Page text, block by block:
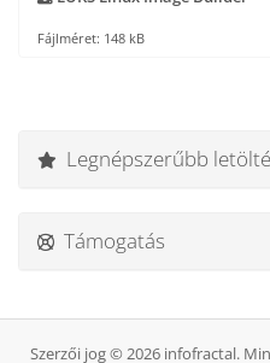
Fájlméret: 148 kB
Legnépszerűbb
Támogatás
Szerzői jog © 2026 infofractal.